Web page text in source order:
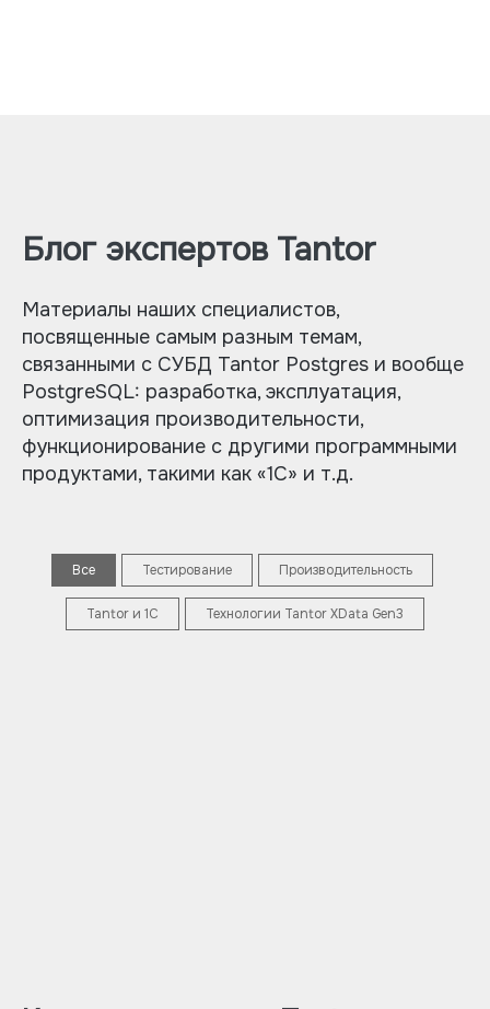
Блог экспертов Tantor
Материалы наших специалистов,
посвященные самым разным темам,
связанными с СУБД Tantor Postgres и вообще
PostgreSQL: разработка, эксплуатация,
оптимизация производительности,
функционирование с другими программными
продуктами, такими как «1С» и т.д.
Все Тестирование Производительность
Tantor и 1С Технологии Tantor XData Gen3